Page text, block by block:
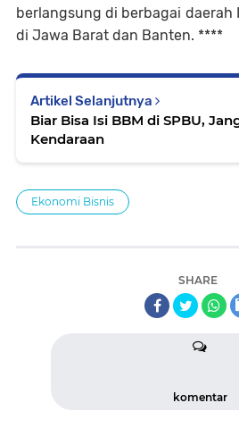
berlangsung di berbagai daerah
di Jawa Barat dan Banten. ****
Artikel Selanjutnya
Biar Bisa Isi BBM di SPBU,
Kendaraan
Ekonomi Bisnis
SHARE
komentar